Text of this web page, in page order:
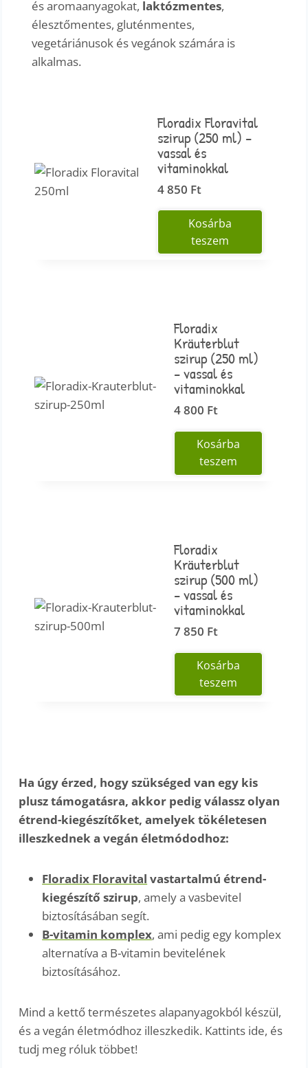
és aromaanyagokat, laktózmentes,
élesztőmentes, gluténmentes,
vegetáriánusok és vegánok számára is
alkalmas.
Floradix Floravital
szirup (250 ml) –
vassal és
vitaminokkal
4 850 Ft
Kosárba
teszem
Floradix
Kräuterblut
szirup (250 ml)
– vassal és
vitaminokkal
4 800 Ft
Kosárba
teszem
Floradix
Kräuterblut
szirup (500 ml)
– vassal és
vitaminokkal
7 850 Ft
Kosárba
teszem
Ha úgy érzed, hogy szükséged van egy kis
plusz támogatásra, akkor pedig válassz olyan
étrend-kiegészítőket, amelyek tökéletesen
illeszkednek a vegán életmódodhoz:
Floradix Floravital vastartalmú étrend-
kiegészítő szirup, amely a vasbevitel
biztosításában segít.
B-vitamin komplex, ami pedig egy komplex
alternatíva a B-vitamin bevitelének
biztosításához.
Mind a kettő természetes alapanyagokból készül,
és a vegán életmódhoz illeszkedik. Kattints ide, és
tudj meg róluk többet!